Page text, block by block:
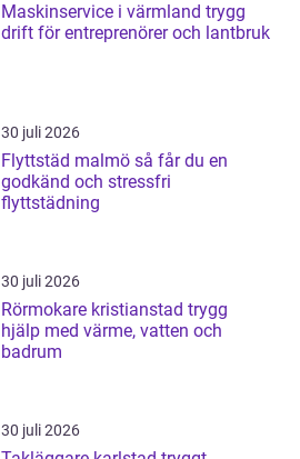
Maskinservice i värmland trygg
drift för entreprenörer och lantbruk
30 juli 2026
Flyttstäd malmö så får du en
godkänd och stressfri
flyttstädning
30 juli 2026
Rörmokare kristianstad trygg
hjälp med värme, vatten och
badrum
30 juli 2026